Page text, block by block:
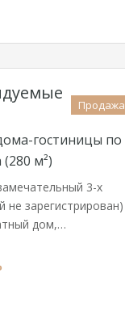
Продажа
гостиницы по
м²)
3-х
не зарегистрирован)
дом,…